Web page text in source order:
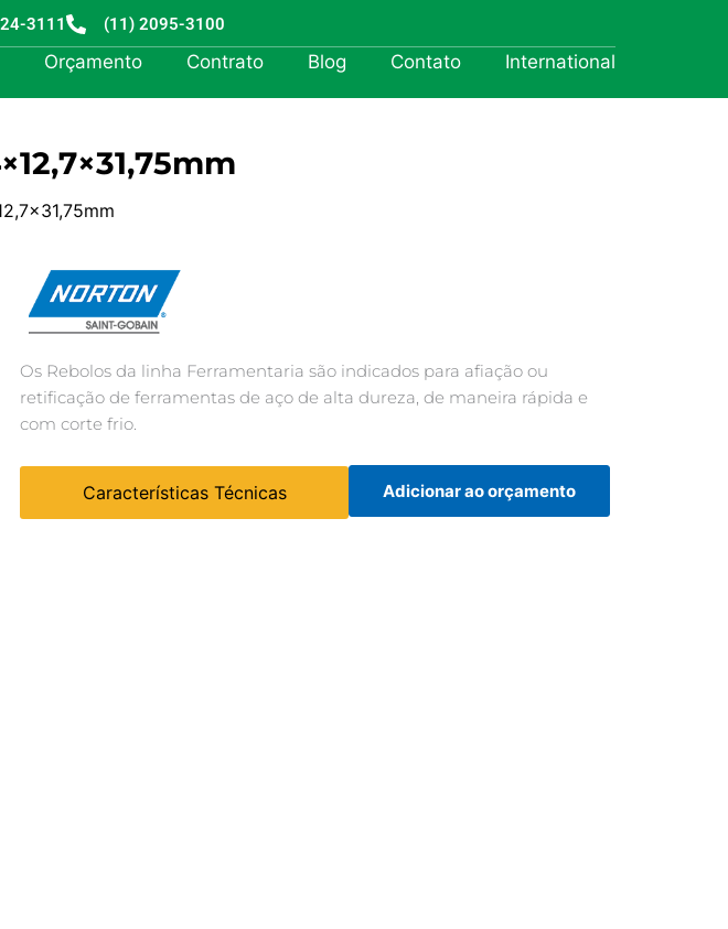
3111 (11) 2095-3100
Orçamento Contrato Blog Contato International
Os Rebolos da linha Ferramentaria são indicados para afiação ou
retificação de ferramentas de aço de alta dureza, de maneira rápida e
com corte frio.
Características Técnicas Adicionar ao orçamento